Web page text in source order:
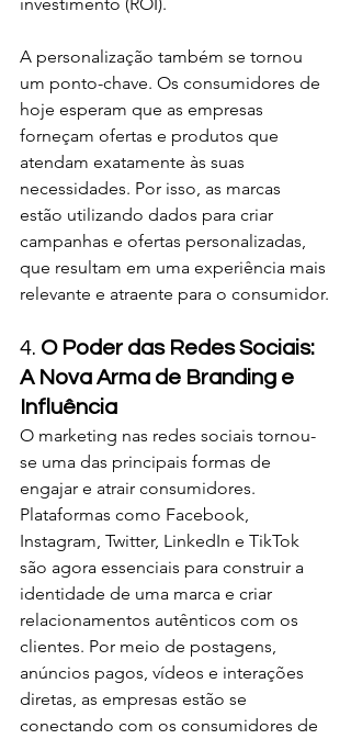
A personalização também se tornou
um ponto-chave. Os consumidores de
hoje esperam que as empresas
forneçam ofertas e produtos que
atendam exatamente às suas
necessidades. Por isso, as marcas
estão utilizando dados para criar
campanhas e ofertas personalizadas,
que resultam em uma experiência mais
relevante e atraente para o consumidor.
4. O Poder das Redes Sociais:
A Nova Arma de Branding e
Influência
O marketing nas redes sociais tornou-
se uma das principais formas de
engajar e atrair consumidores.
Plataformas como Facebook,
Instagram, Twitter, LinkedIn e TikTok
são agora essenciais para construir a
identidade de uma marca e criar
relacionamentos autênticos com os
clientes. Por meio de postagens,
anúncios pagos, vídeos e interações
diretas, as empresas estão se
conectando com os consumidores de